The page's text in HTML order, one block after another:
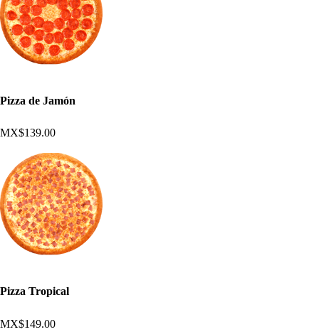
Pizza de Jamón
MX$139.00
Pizza Tropical
MX$149.00